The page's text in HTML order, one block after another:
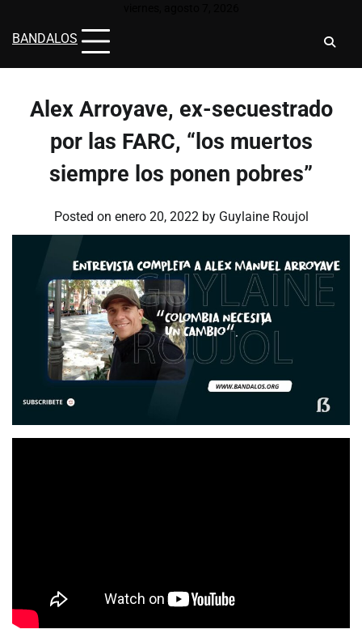
content
BANDALOS
Alex Arroyave, ex-secuestrado
por las FARC, “los muertos
siempre los ponen pobres”
Posted on enero 20, 2022 by Guylaine Roujol